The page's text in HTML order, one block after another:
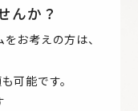
ません。
個人情報を開示し
、訂正や削除に応
んか？
お考えの方は、
可能です。